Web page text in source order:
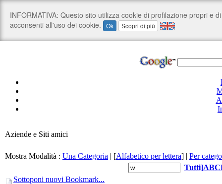
Aziende e Siti amici
Mostra Modalità : Una Categoria | [Alfabetico per lettera] | Per
Tutti]ABC
Sottoponi nuovi Bookmark...